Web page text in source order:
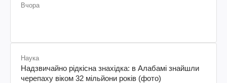
Вчора
Наука
Надзвичайно рідкісна знахідка: в Алабамі знайшли
черепаху віком 32 мільйони років (фото)